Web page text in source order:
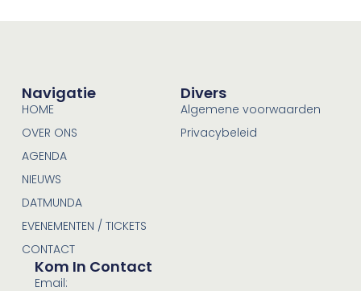
Navigatie
HOME
OVER ONS
AGENDA
NIEUWS
DATMUNDA
EVENEMENTEN / TICKETS
CONTACT
Divers
Algemene voorwaarden
Privacybeleid
Kom In Contact
Email: